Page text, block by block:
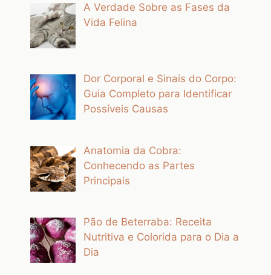
A Verdade Sobre as Fases da
Vida Felina
Dor Corporal e Sinais do Corpo:
Guia Completo para Identificar
Possíveis Causas
Anatomia da Cobra:
Conhecendo as Partes
Principais
Pão de Beterraba: Receita
Nutritiva e Colorida para o Dia a
Dia